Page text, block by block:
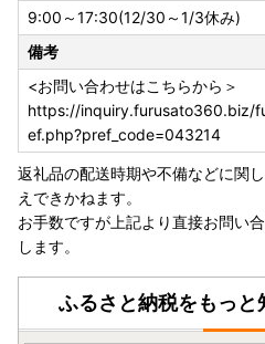
自身で様式をダウンロード・印
お願いいたします。提出の際は
確認書類の添付漏れにご注意く
提出期限は、寄附をした翌年の
受付が完了しましたら、メール
書の送付は行っておりません。
また年末は多くの申請書が送付
いただきます。あらかじめご了
▽大河原町ホームページ
リンク
○ふるさと納税は「寄附」であ
セルは原則できません。申込の
9:00～17:30(12/30～1/3休み)
備考
<お問い合わせはこちらから＞
https://inquiry.furusato360.biz/
ef.php?pref_code=043214
返礼品の配送時期や不備などに関
えできかねます。
お手数ですが上記より直接お問い
します。
ふるさと納税をもっと